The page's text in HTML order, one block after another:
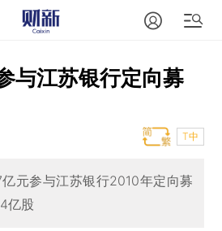
与江苏银行定向募
T中
元参与江苏银行2010年定向募
亿股